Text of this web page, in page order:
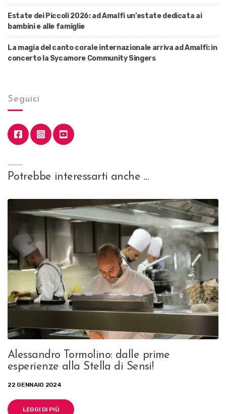
Estate dei Piccoli 2026: ad Amalfi un’estate dedicata ai
bambini e alle famiglie
La magia del canto corale internazionale arriva ad Amalfi: in
concerto la Sycamore Community Singers
Seguici
Potrebbe interessarti anche ...
Alessandro Tormolino: dalle prime
esperienze alla Stella di Sensi!
22 GENNAIO 2024
LEGGI DI PIÙ